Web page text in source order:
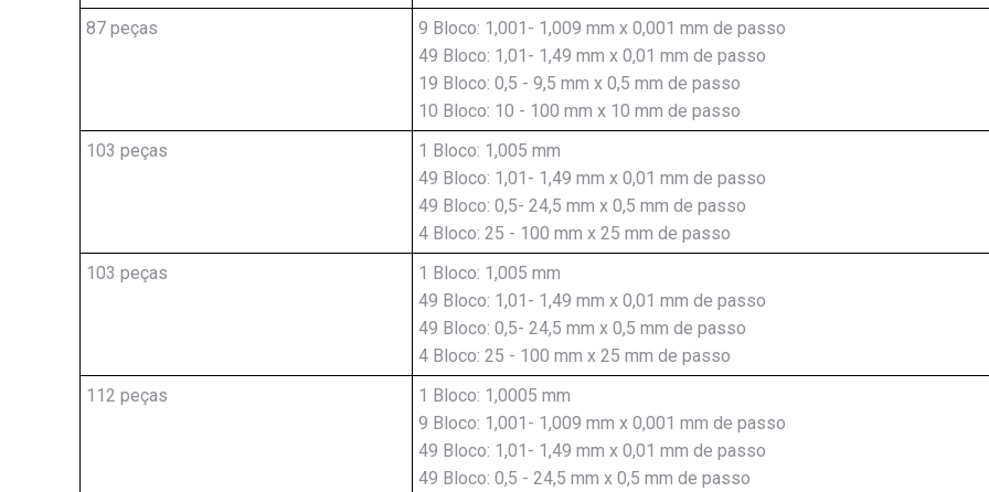
87 peças
9 Bloco: 1,001- 1,009 mm x 0,001 mm de passo
49 Bloco: 1,01- 1,49 mm x 0,01 mm de passo
19 Bloco: 0,5 - 9,5 mm x 0,5 mm de passo
10 Bloco: 10 - 100 mm x 10 mm de passo
103 peças
1 Bloco: 1,005 mm
49 Bloco: 1,01- 1,49 mm x 0,01 mm de passo
49 Bloco: 0,5- 24,5 mm x 0,5 mm de passo
4 Bloco: 25 - 100 mm x 25 mm de passo
103 peças
1 Bloco: 1,005 mm
49 Bloco: 1,01- 1,49 mm x 0,01 mm de passo
49 Bloco: 0,5- 24,5 mm x 0,5 mm de passo
4 Bloco: 25 - 100 mm x 25 mm de passo
112 peças
1 Bloco: 1,0005 mm
9 Bloco: 1,001- 1,009 mm x 0,001 mm de passo
49 Bloco: 1,01- 1,49 mm x 0,01 mm de passo
49 Bloco: 0,5 - 24,5 mm x 0,5 mm de passo